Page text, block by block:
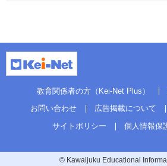
教育関係者の方（Kei-Net Plus）
お問い合わせ
広告掲載について
サイトポリシー
個人情報保
© Kawaijuku Educational